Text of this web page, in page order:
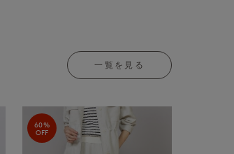
一覧を見る
60%
OFF